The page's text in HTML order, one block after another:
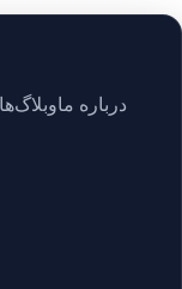
وبلاگ‌هادرباره ما